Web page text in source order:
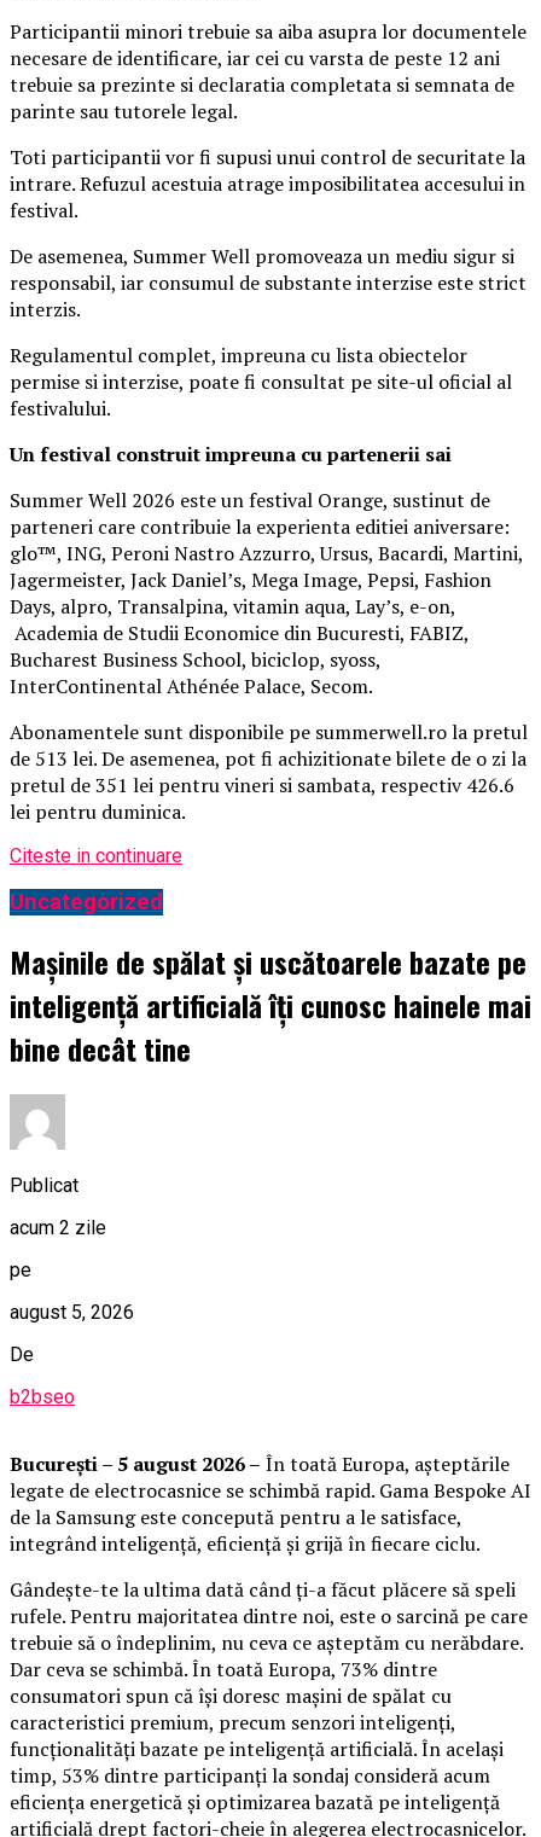
Participantii minori trebuie sa aiba asupra lor documentele
necesare de identificare, iar cei cu varsta de peste 12 ani
trebuie sa prezinte si declaratia completata si semnata de
parinte sau tutorele legal.
Toti participantii vor fi supusi unui control de securitate la
intrare. Refuzul acestuia atrage imposibilitatea accesului in
festival.
De asemenea, Summer Well promoveaza un mediu sigur si
responsabil, iar consumul de substante interzise este strict
interzis.
Regulamentul complet, impreuna cu lista obiectelor
permise si interzise, poate fi consultat pe site-ul oficial al
festivalului.
Un festival construitimpreuna cu partenerii sai
Summer Well 2026 este un festival Orange, sustinut de
parteneri care contribuie la experienta editiei aniversare:
glo™, ING, Peroni Nastro Azzurro, Ursus, Bacardi, Martini,
Jagermeister, Jack Daniel’s, Mega Image, Pepsi, Fashion
Days, alpro, Transalpina, vitamin aqua, Lay’s, e-on,
Academia de Studii Economice din Bucuresti, FABIZ,
Bucharest Business School, biciclop, syoss,
InterContinental Athénée Palace, Secom.
Abonamentele sunt disponibile pe summerwell.ro la pretul
de 513 lei. De asemenea, pot fi achizitionate bilete de o zi la
pretul de 351 lei pentru vineri si sambata, respectiv 426.6
lei pentru duminica.
Citeste in continuare
Uncategorized
Mașinile de spălat și uscătoarele bazate pe
inteligență artificială îți cunosc hainele mai
bine decât tine
Publicat
acum 2 zile
pe
august 5, 2026
De
b2bseo
București – 5 august 2026 – În toată Europa, așteptările
legate de electrocasnice se schimbă rapid. Gama Bespoke AI
de la Samsung este concepută pentru a le satisface,
integrând inteligență, eficiență și grijă în fiecare ciclu.
Gândește-te la ultima dată când ți-a făcut plăcere să speli
rufele. Pentru majoritatea dintre noi, este o sarcină pe care
trebuie să o îndeplinim, nu ceva ce așteptăm cu nerăbdare.
Dar ceva se schimbă. În toată Europa, 73% dintre
consumatori spun că își doresc mașini de spălat cu
caracteristici premium, precum senzori inteligenți,
funcționalități bazate pe inteligență artificială. În același
timp, 53% dintre participanți la sondaj consideră acum
eficiența energetică și optimizarea bazată pe inteligență
artificială drept factori-cheie în alegerea electrocasnicelor.